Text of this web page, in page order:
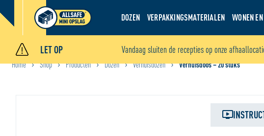
DOZEN VERPAKKINGSMATERIALEN WONEN
LET OP Vandaag sluiten de recepties op onze
Home • Shop • Producten • Dozen • Verhuisdozen • Verhuisdoos – 20 stuks